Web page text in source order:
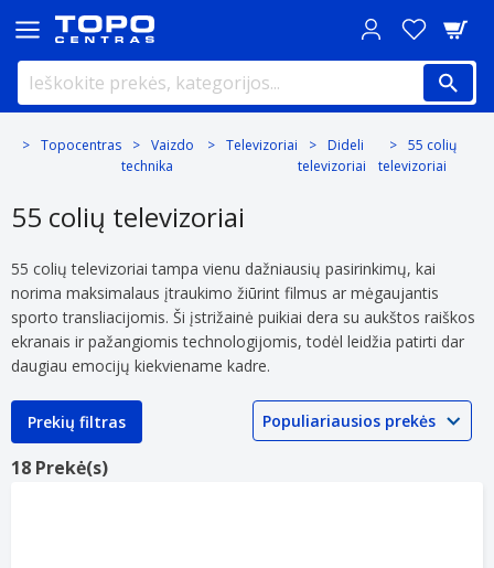
Topocentras
Vaizdo
technika
Televizoriai
Dideli
televizoriai
55 colių
televizoriai
55 colių televizoriai
55 colių televizoriai tampa vienu dažniausių pasirinkimų, kai
norima maksimalaus įtraukimo žiūrint filmus ar mėgaujantis
sporto transliacijomis. Ši įstrižainė puikiai dera su aukštos raiškos
ekranais ir pažangiomis technologijomis, todėl leidžia patirti dar
daugiau emocijų kiekviename kadre.
Prekių filtras
18 Prekė(s)